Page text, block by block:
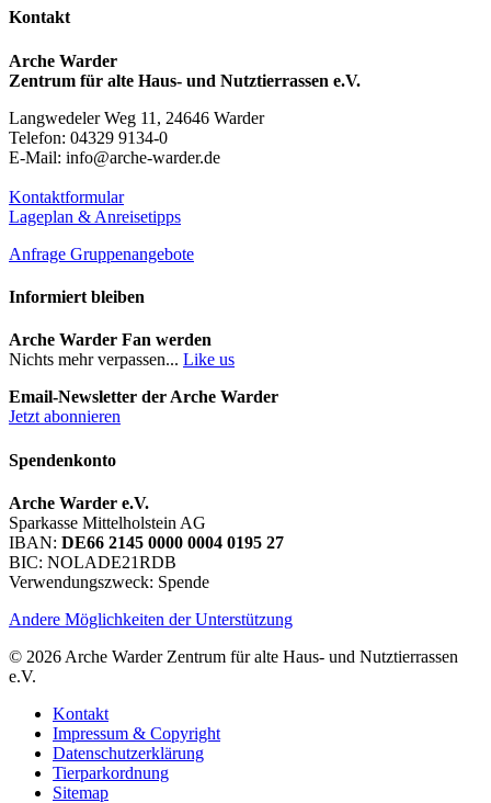
Kontakt
Arche Warder
Zentrum für alte Haus- und Nutztierrassen e.V.
Langwedeler Weg 11, 24646 Warder
Telefon: 04329 9134-0
E-Mail: info@arche-warder.de
Kontaktformular
Lageplan & Anreisetipps
Anfrage Gruppenangebote
Informiert bleiben
Arche Warder Fan werden
Nichts mehr verpassen... Like us
Email-Newsletter der Arche Warder
Jetzt abonnieren
Spendenkonto
Arche Warder e.V.
Sparkasse Mittelholstein AG
IBAN: DE66 2145 0000 0004 0195 27
BIC: NOLADE21RDB
Verwendungszweck: Spende
Andere Möglichkeiten der Unterstützung
© 2026 Arche Warder Zentrum für alte Haus- und Nutztierrassen
e.V.
Kontakt
Impressum & Copyright
Datenschutzerklärung
Tierparkordnung
Sitemap